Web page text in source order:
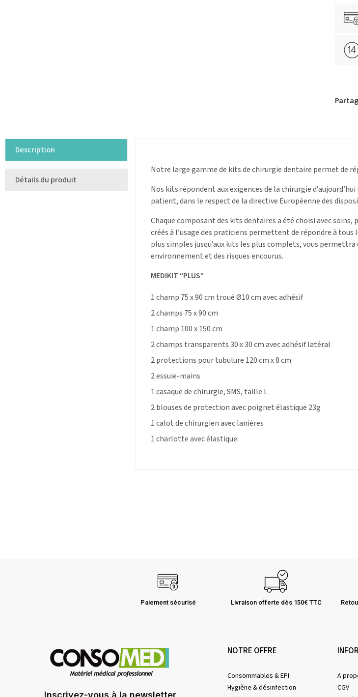
Description
Détails du produit
Notre large gamme de kits de chirurgie dentaire permet de
Nos kits répondent aux exigences de la chirurgie
patient, dans le respect de la directive Européenne des
Chaque composant des kits dentaires a été choisi avec
créés à l’usage des praticiens permettent de répondre à
plus simples jusqu’aux kits les plus complets, vous
environnement et des risques encourus.
MEDIKIT “PLUS”
1 champ 75 x 90 cm troué Ø10 cm avec adhésif
2 champs 75 x 90 cm
1 champ 100 x 150 cm
2 champs transparents 30 x 30 cm avec adhésif latéral
2 protections pour tubulure 120 cm x 8 cm
2 essuie-mains
1 casaque de chirurgie, SMS, taille L
2 blouses de protection avec poignet élastique 23g
1 calot de chirurgien avec lanières
1 charlotte avec élastique.
Paiement sécurisé Livraison offerte dès 150€ TTC
Inscrivez-vous à la newsletter
NOTRE OFFRE
Consommables & EPI
Hygiène & désinfection
A
CGV